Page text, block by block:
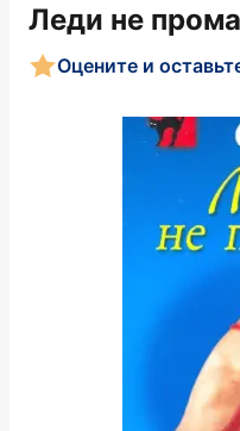
Леди не
Оцените и